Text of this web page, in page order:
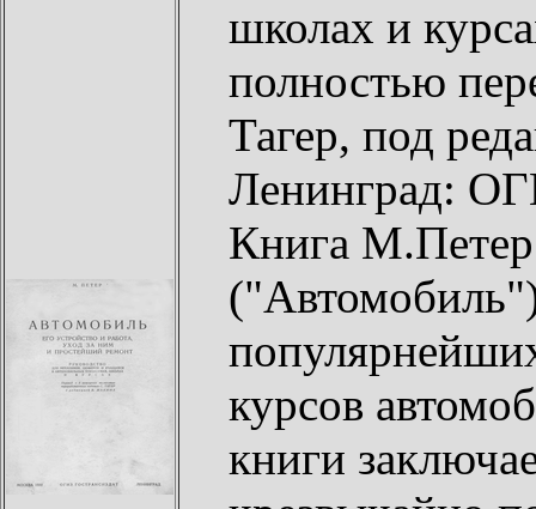
школах и
полностью
Тагер, под
Ленинград:
Книга
курсов
книги